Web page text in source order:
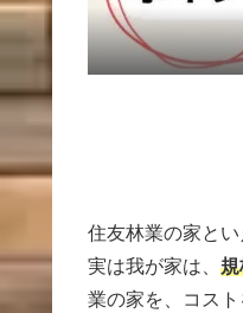
住友林業の家と
実は我が家は、 規
業の家を、コスト